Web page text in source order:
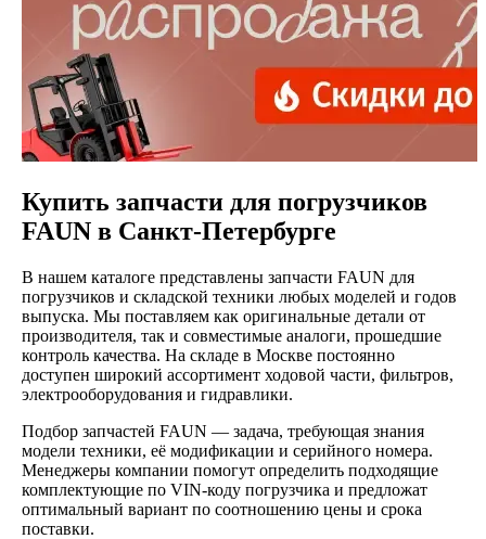
Купить запчасти для погрузчиков
FAUN в Санкт-Петербурге
В нашем каталоге представлены запчасти FAUN для
погрузчиков и складской техники любых моделей и годов
выпуска. Мы поставляем как оригинальные детали от
производителя, так и совместимые аналоги, прошедшие
контроль качества. На складе в Москве постоянно
доступен широкий ассортимент ходовой части, фильтров,
электрооборудования и гидравлики.
Подбор запчастей FAUN — задача, требующая знания
модели техники, её модификации и серийного номера.
Менеджеры компании помогут определить подходящие
комплектующие по VIN-коду погрузчика и предложат
оптимальный вариант по соотношению цены и срока
поставки.